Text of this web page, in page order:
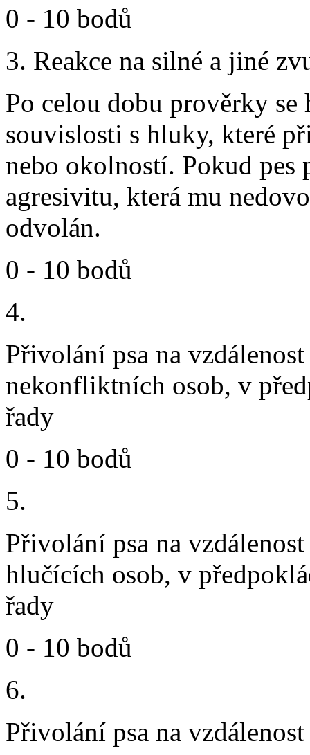
0 - 10 bodů
3. Reakce na silné a jiné
Po celou dobu prověrky
souvislosti s hluky, které
nebo okolností. Pokud pes
agresivitu, která mu
odvolán.
0 - 10 bodů
4.
Přivolání psa na
nekonfliktních osob, v
řady
0 - 10 bodů
5.
Přivolání psa na
hlučících osob, v
řady
0 - 10 bodů
6.
Přivolání psa na